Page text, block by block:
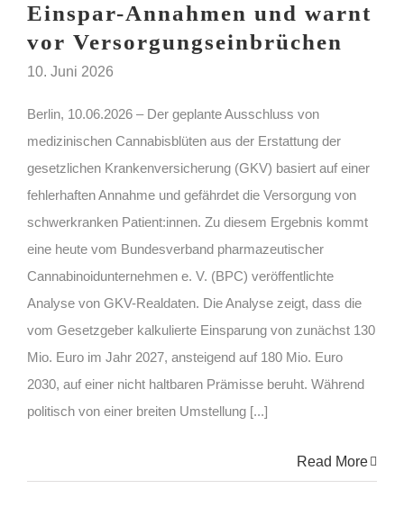
Einspar-Annahmen und warnt
vor Versorgungseinbrüchen
10. Juni 2026
Berlin, 10.06.2026 – Der geplante Ausschluss von
medizinischen Cannabisblüten aus der Erstattung der
gesetzlichen Krankenversicherung (GKV) basiert auf einer
fehlerhaften Annahme und gefährdet die Versorgung von
schwerkranken Patient:innen. Zu diesem Ergebnis kommt
eine heute vom Bundesverband pharmazeutischer
Cannabinoidunternehmen e. V. (BPC) veröffentlichte
Analyse von GKV-Realdaten. Die Analyse zeigt, dass die
vom Gesetzgeber kalkulierte Einsparung von zunächst 130
Mio. Euro im Jahr 2027, ansteigend auf 180 Mio. Euro
2030, auf einer nicht haltbaren Prämisse beruht. Während
politisch von einer breiten Umstellung [...]
Read More